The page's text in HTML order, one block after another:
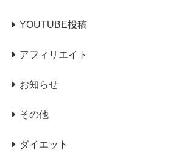
YOUTUBE投稿
アフィリエイト
お知らせ
その他
ダイエット